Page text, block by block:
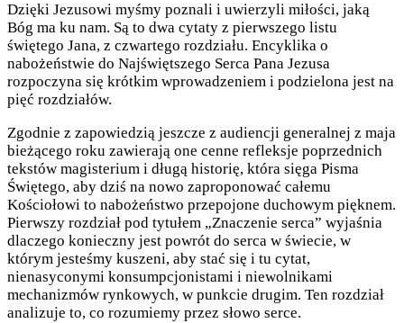
Dzięki Jezusowi myśmy poznali i uwierzyli miłości, jaką
Bóg ma ku nam. Są to dwa cytaty z pierwszego listu
świętego Jana, z czwartego rozdziału. Encyklika o
nabożeństwie do Najświętszego Serca Pana Jezusa
rozpoczyna się krótkim wprowadzeniem i podzielona jest na
pięć rozdziałów.
Zgodnie z zapowiedzią jeszcze z audiencji generalnej z maja
bieżącego roku zawierają one cenne refleksje poprzednich
tekstów magisterium i długą historię, która sięga Pisma
Świętego, aby dziś na nowo zaproponować całemu
Kościołowi to nabożeństwo przepojone duchowym pięknem.
Pierwszy rozdział pod tytułem „Znaczenie serca” wyjaśnia
dlaczego konieczny jest powrót do serca w świecie, w
którym jesteśmy kuszeni, aby stać się i tu cytat,
nienasyconymi konsumpcjonistami i niewolnikami
mechanizmów rynkowych, w punkcie drugim. Ten rozdział
analizuje to, co rozumiemy przez słowo serce.